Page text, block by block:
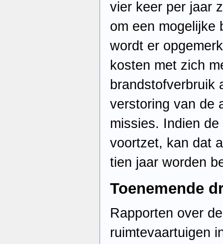
vier keer per jaar
om een mogelijke
wordt er
kosten met zich
brandstofverbruik
verstoring van de
missies. Indien
voortzet, kan dat
tien jaar worden
Toenemende
Rapporten over
ruimtevaartuigen